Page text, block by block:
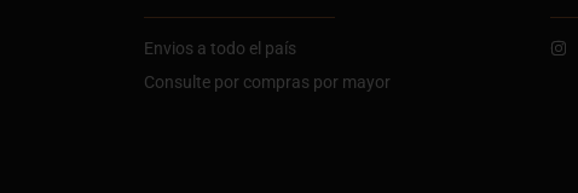
Envios a todo el país
Consulte por compras por mayor